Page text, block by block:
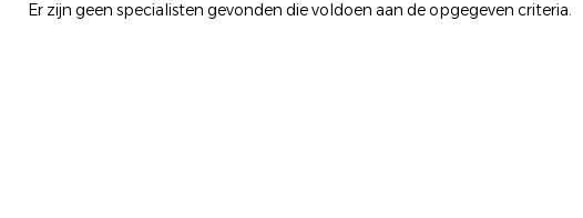
Er zijn geen specialisten gevonden die voldoen aan de opgegeven criteria.